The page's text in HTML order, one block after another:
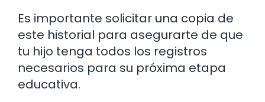
Es importante solicitar una copia de
este historial para asegurarte de que
tu hijo tenga todos los registros
necesarios para su próxima etapa
educativa.